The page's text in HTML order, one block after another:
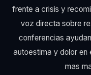
frente a crisis y
voz directa sobre
conferencias
autoestima y dolor en
mas